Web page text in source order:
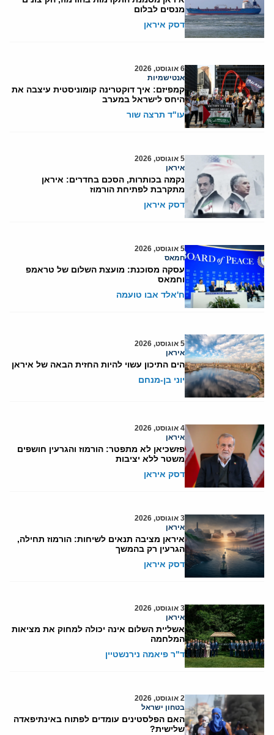
מנסים לבלום
דסק איראן
6 אוגוסט, 2026
אנטישמיות
קמפיזם: איך דוקטרינה קומוניסטית עיצבה את
היחס לישראל במערב
עו"ד תרצה שור
5 אוגוסט, 2026
איראן
נקמה בכותרות, הסכם בחדרים: איראן
מתקרבת לפתיחת הורמוז
דסק איראן
5 אוגוסט, 2026
חמאס
עסקה מסוכנת: מועצת השלום של טראמפ
וחמאס
ח'אלד אבו טועמה
5 אוגוסט, 2026
איראן
הים התיכון עשוי להיות החזית הבאה של איראן
יוני בן-מנחם
4 אוגוסט, 2026
איראן
פזשכיאן לא מתפטר: הורמוז והגרעין חושפים
משטר ללא יציבות
דסק איראן
3 אוגוסט, 2026
איראן
איראן מציבה תנאים לשיחות: הורמוז תחילה,
הגרעין רק בהמשך
דסק איראן
3 אוגוסט, 2026
איראן
אשליית השלום אינה יכולה למחוק את מציאות
המלחמה
ד"ר פיאמה נירנשטיין
2 אוגוסט, 2026
בטחון ישראל
האם הפלסטינים עומדים לפתוח באינתיפאדה
שלישית?